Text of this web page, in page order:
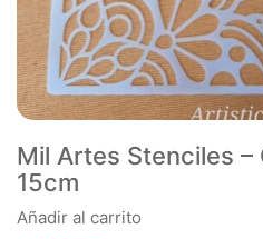
Mil Artes Stenciles –
15cm
Añadir al carrito